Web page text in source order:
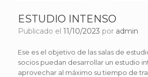
ESTUDIO INTENSO
Publicado el 11/10/2023 por admin
Ese es el objetivo de las salas de
socios puedan desarrollar un estudio
aprovechar al máximo su tiempo de